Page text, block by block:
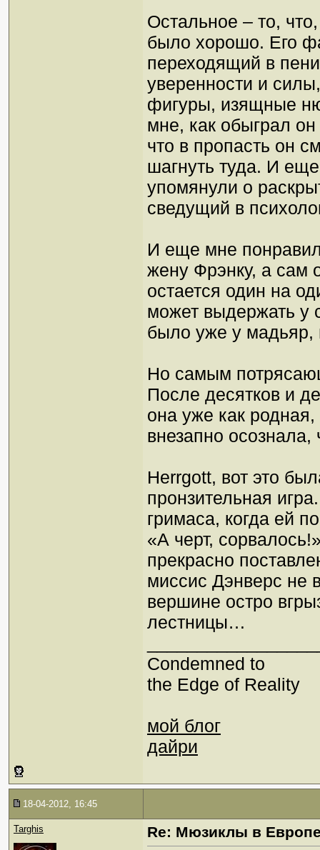
Остальное – то,
было хорошо. Его
переходящий в
уверенности и
фигуры, изящные
мне, как обыграл
что в пропасть он
шагнуть туда. И еще
упомянули о
сведущий в
И еще мне
жену Фрэнку, а сам
остается один на
может выдержать у
было уже у
Но самым
После десятков и
она уже как родная,
внезапно
Herrgott, вот это
пронзительная
гримаса, когда ей
«А черт,
прекрасно
миссис Дэнверс не
вершине остро
лестницы…
Condemned to
the Edge of Reality
мой блог
дайри
18-04-2012, 16:45
Targhis Re: Мюзиклы в